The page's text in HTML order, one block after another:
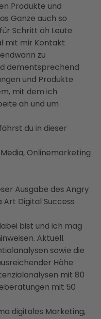
Produkte und
Ganze auch so
Schritt äh Leute
mit mir Kontakt
zu
dementsprechend
und Produkte
mit dem ich
äh und um
du in dieser
Onlinemarketing
Ausgabe des Angry
Digital Success
bist und ich mag
Aktuell.
sowie die
Höhe
mit 80
mit 50
digitales Marketing,